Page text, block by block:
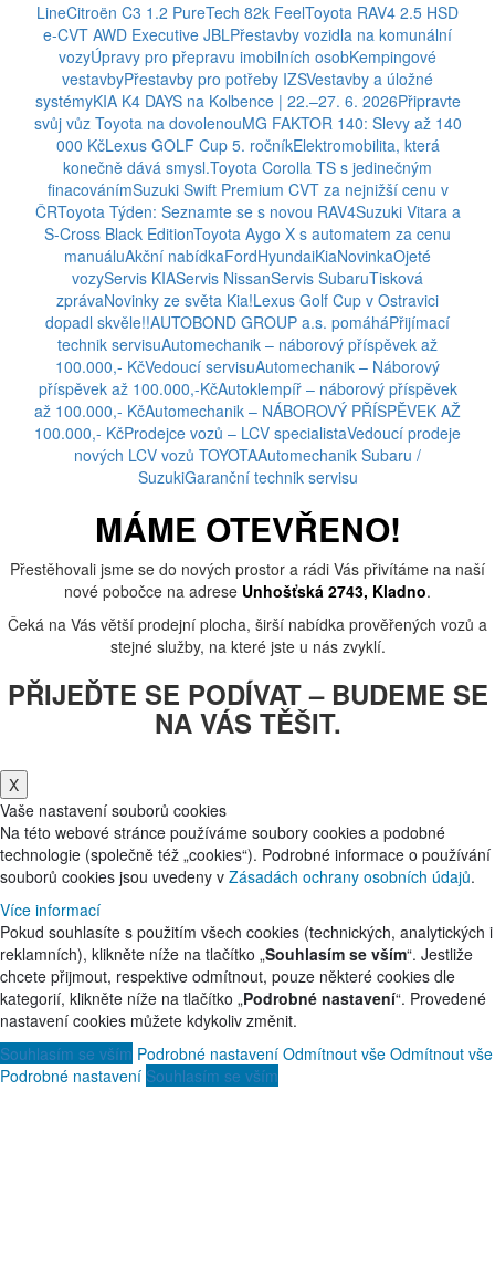
LineCitroën C3 1.2 PureTech 82k FeelToyota RAV4 2.5 HSD
e-CVT AWD Executive JBLPřestavby vozidla na komunální
vozyÚpravy pro přepravu imobilních osobKempingové
vestavbyPřestavby pro potřeby IZSVestavby a úložné
systémyKIA K4 DAYS na Kolbence | 22.–27. 6. 2026Připravte
svůj vůz Toyota na dovolenouMG FAKTOR 140: Slevy až 140
000 KčLexus GOLF Cup 5. ročníkElektromobilita, která
konečně dává smysl.Toyota Corolla TS s jedinečným
finacovánímSuzuki Swift Premium CVT za nejnižší cenu v
ČRToyota Týden: Seznamte se s novou RAV4Suzuki Vitara a
S-Cross Black EditionToyota Aygo X s automatem za cenu
manuáluAkční nabídkaFordHyundaiKiaNovinkaOjeté
vozyServis KIAServis NissanServis SubaruTisková
zprávaNovinky ze světa Kia!Lexus Golf Cup v Ostravici
dopadl skvěle!!AUTOBOND GROUP a.s. pomáháPřijímací
technik servisuAutomechanik – náborový příspěvek až
100.000,- KčVedoucí servisuAutomechanik – Náborový
příspěvek až 100.000,-KčAutoklempíř – náborový příspěvek
až 100.000,- KčAutomechanik – NÁBOROVÝ PŘÍSPĚVEK AŽ
100.000,- KčProdejce vozů – LCV specialistaVedoucí prodeje
nových LCV vozů TOYOTAAutomechanik Subaru /
SuzukiGaranční technik servisu
MÁME OTEVŘENO!
Přestěhovali jsme se do nových prostor a rádi Vás přivítáme na naší
nové pobočce na adrese Unhošťská 2743, Kladno.
Čeká na Vás větší prodejní plocha, širší nabídka prověřených vozů a
stejné služby, na které jste u nás zvyklí.
PŘIJEĎTE SE PODÍVAT – BUDEME SE
NA VÁS TĚŠIT.
X
Vaše nastavení souborů cookies
Na této webové stránce používáme soubory cookies a podobné
technologie (společně též „cookies“). Podrobné informace o používání
souborů cookies jsou uvedeny v Zásadách ochrany osobních údajů.
Více informací
Pokud souhlasíte s použitím všech cookies (technických, analytických i
reklamních), klikněte níže na tlačítko „Souhlasím se vším“. Jestliže
chcete přijmout, respektive odmítnout, pouze některé cookies dle
kategorií, klikněte níže na tlačítko „Podrobné nastavení“. Provedené
nastavení cookies můžete kdykoliv změnit.
Souhlasím se vším Podrobné nastavení Odmítnout vše Odmítnout vše
Podrobné nastavení Souhlasím se vším